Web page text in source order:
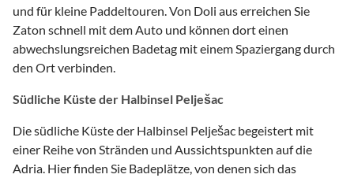
und für kleine Paddeltouren. Von Doli aus erreichen Sie
Zaton schnell mit dem Auto und können dort einen
abwechslungsreichen Badetag mit einem Spaziergang durch
den Ort verbinden.
Südliche Küste der Halbinsel Pelješac
Die südliche Küste der Halbinsel Pelješac begeistert mit
einer Reihe von Stränden und Aussichtspunkten auf die
Adria. Hier finden Sie Badeplätze, von denen sich das